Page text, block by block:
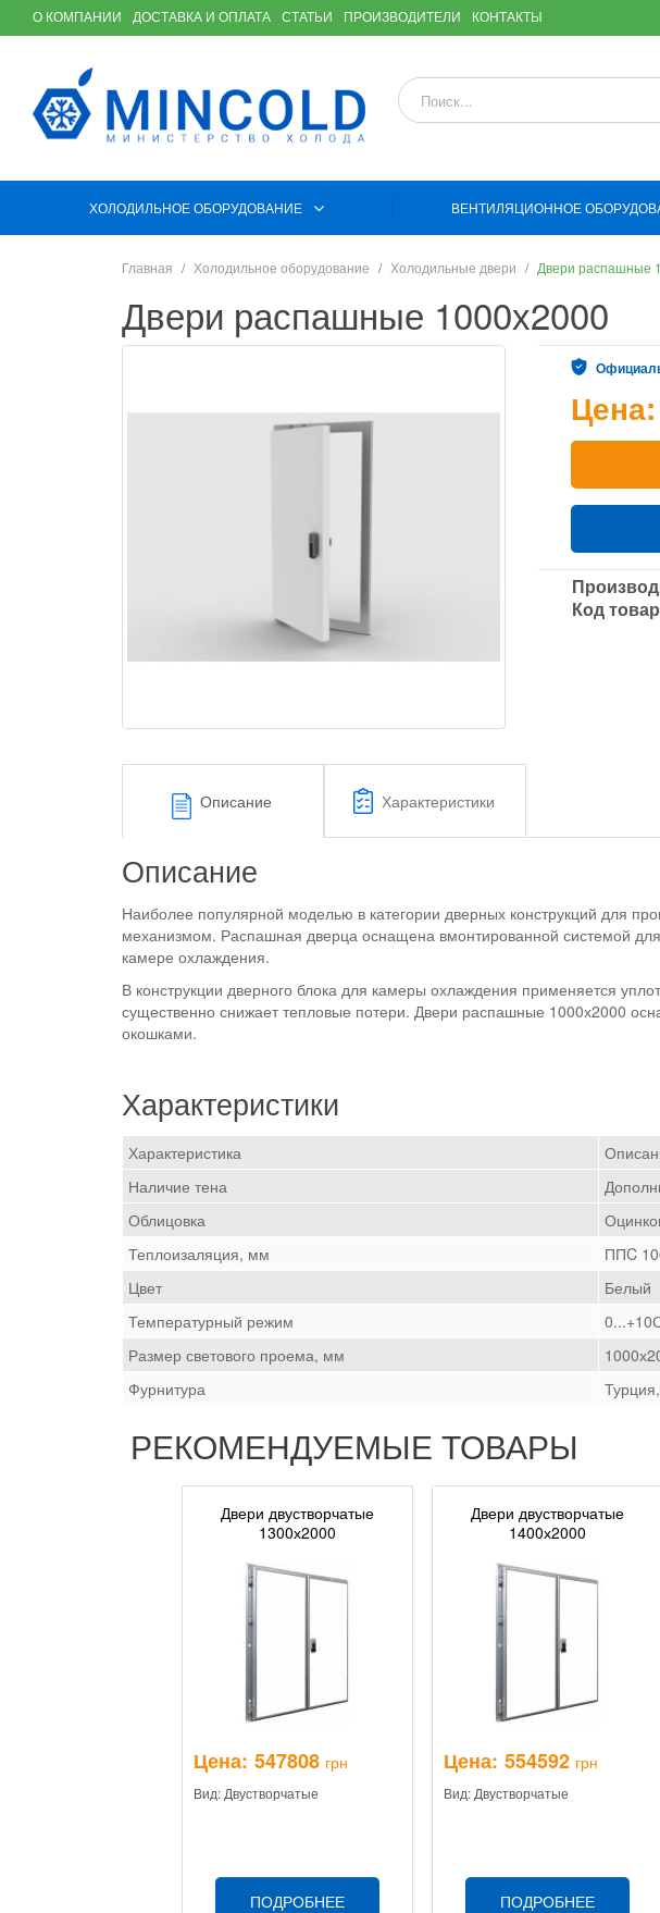
О КОМПАНИИ ДОСТАВКА И ОПЛАТА СТАТЬИ ПРОИЗВОДИТЕЛИ КОНТАКТЫ
ХОЛОДИЛЬНОЕ ОБОРУДОВАНИЕ ВЕНТИЛЯЦИОННОЕ
Главная Холодильное оборудование Холодильные двери Двери распашные
Двери распашные 1000х2000
Цена:
Код
Описание Характеристики
Описание
Наиболее популярной моделью в категории дверных конструкций для
механизмом. Распашная дверца оснащена вмонтированной системой
камере охлаждения.
В конструкции дверного блока для камеры охлаждения применяется
существенно снижает тепловые потери. Двери распашные 1000х2000
окошками.
Характеристики
Характеристика
Наличие тена
Облицовка
Теплоизаляция, мм
ППC
Цвет
Белый
Температурный режим
Размер светового проема, мм
Фурнитура
РЕКОМЕНДУЕМЫЕ ТОВАРЫ
Двери двустворчатые
1300х2000
Цена: 547808 грн
Вид: Двустворчатые
ПОДРОБНЕЕ
Двери двустворчатые
1400х2000
Цена: 554592 грн
Вид: Двустворчатые
ПОДРОБНЕЕ